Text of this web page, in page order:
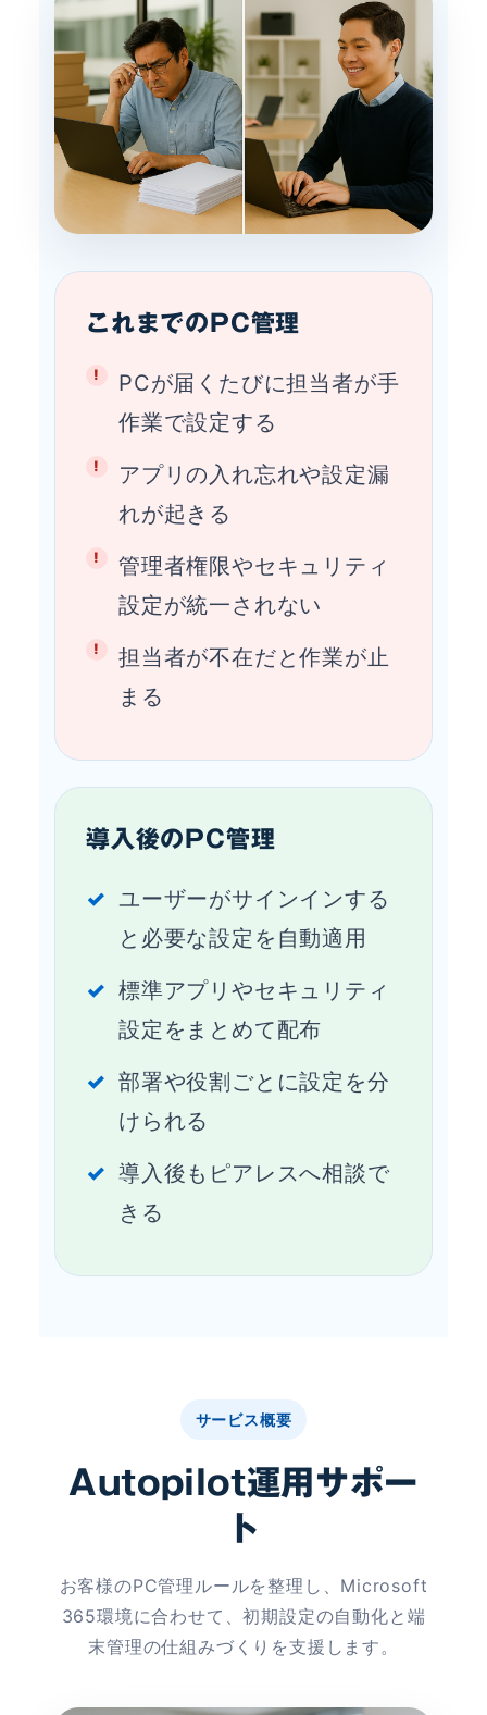
これまでのPC管理
PCが届くたびに担当者が手
作業で設定する
アプリの入れ忘れや設定漏
れが起きる
管理者権限やセキュリティ
設定が統一されない
担当者が不在だと作業が止
まる
導入後のPC管理
ユーザーがサインインする
と必要な設定を自動適用
標準アプリやセキュリティ
設定をまとめて配布
部署や役割ごとに設定を分
けられる
導入後もピアレスへ相談で
きる
サービス概要
Autopilot運用サポー
ト
お客様のPC管理ルールを整理し、Microsoft
365環境に合わせて、初期設定の自動化と端
末管理の仕組みづくりを支援します。